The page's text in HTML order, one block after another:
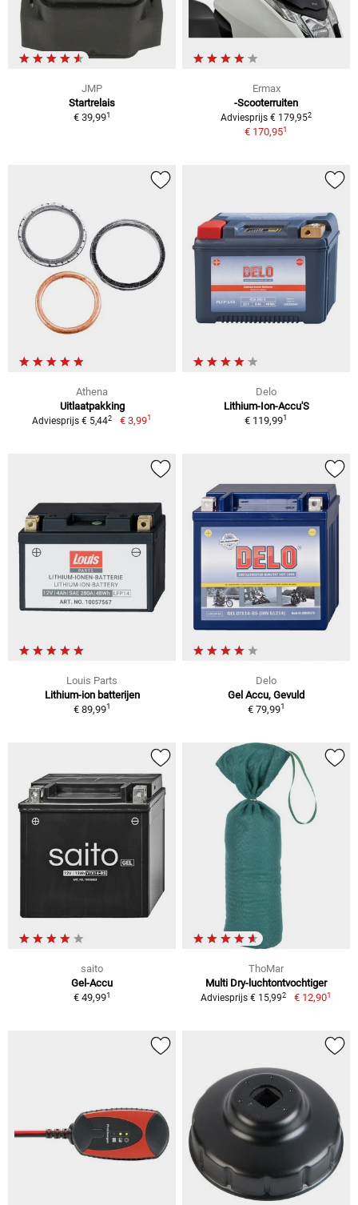
JMP
Startrelais
€ 39,991
Ermax
-Scooterruiten
Adviesprijs € 179,952
€ 170,951
Athena
Uitlaatpakking
Adviesprijs € 5,442 € 3,991
Delo
Lithium-Ion-Accu'S
€ 119,991
Louis Parts
Lithium-ion batterijen
€ 89,991
Delo
Gel Accu, Gevuld
€ 79,991
saito
Gel-Accu
€ 49,991
ThoMar
Multi Dry-luchtontvochtiger
Adviesprijs € 15,992 € 12,901